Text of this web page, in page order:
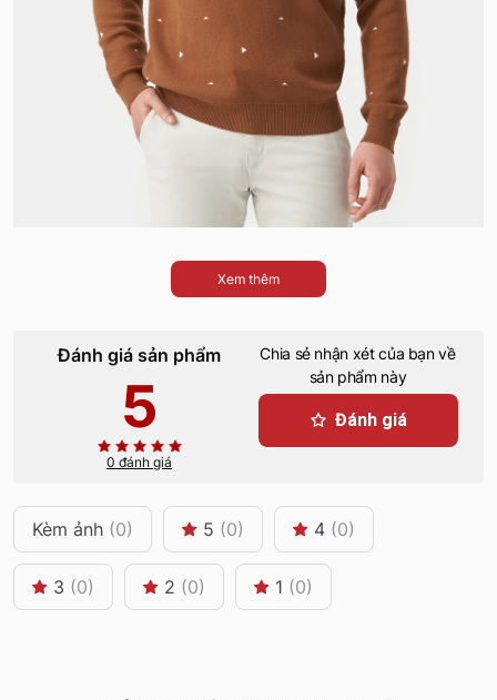
Xem thêm
Đánh giá sản phẩm
5
0 đánh giá
Chia sẻ nhận xét của bạn về
sản phẩm này
Đánh giá
Kèm ảnh (0) 5 (0) 4 (0)
3 (0) 2 (0) 1 (0)